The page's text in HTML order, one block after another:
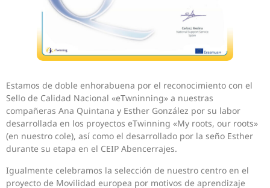
Estamos de doble enhorabuena por el reconocimiento con el
Sello de Calidad Nacional «eTwninning» a nuestras
compañeras Ana Quintana y Esther González por su labor
desarrollada en los proyectos eTwinning «My roots, our roots»
(en nuestro cole), así como el desarrollado por la seño Esther
durante su etapa en el CEIP Abencerrajes.
Igualmente celebramos la selección de nuestro centro en el
proyecto de Movilidad europea por motivos de aprendizaje